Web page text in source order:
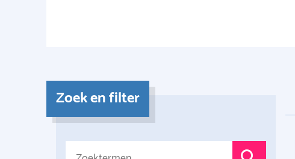
Zoek en filter